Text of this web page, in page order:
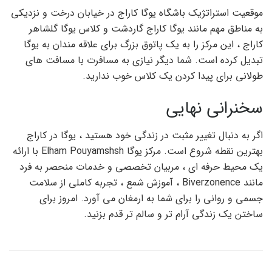
موقعیت استراتژیک باشگاه یوگا کاراج در خیابان درخت و نزدیکی
به مناطق مهم مانند یوگا کاراج گاردشت و کلاس یوگا گلشاهر
کاراج ، این مرکز را به یک پاتوق بزرگ برای علاقه مندان به یوگا
تبدیل کرده است. شما دیگر نیازی به مسافرت با مسافت های
طولانی برای پیدا کردن یک کلاس خوب ندارید.
سخنرانی نهایی
اگر به دنبال تغییر مثبت در زندگی خود هستید ، یوگا در کاراج
بهترین نقطه شروع است. مرکز یوگا Elham Pouyamshsh با ارائه
یک محیط حرفه ای ، مربیان تخصصی و خدمات منحصر به فرد
مانند Biverzonence ، آموزش شمع ، تجربه کاملی از سلامت
جسمی و روانی را برای شما به ارمغان می آورد. امروز برای
ساختن یک زندگی آرام تر و سالم تر قدم بزنید.